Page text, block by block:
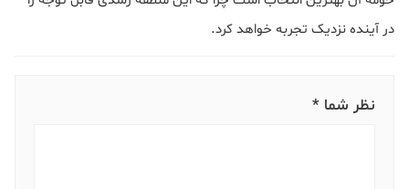
در آینده نزدیک تجربه خواهد کرد.
نظر شما *